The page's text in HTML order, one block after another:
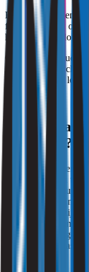
Er zijn verschillende
fijnstof er in uw
het RIVM ook lokale
Op de website
instanties alle
verhoogd risico
Is het
te hebben?
Per jaar overlijden
blootstelling aan te
uitlaatgassen in uw
Europese richtlijnen
maximaal mag zijn.
concentraties dan
vrouwen en
fijnstof, kunt u last